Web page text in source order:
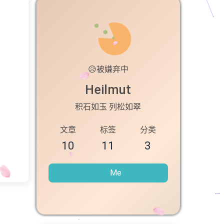
😥被嫌弃中
Heilmut
积石如玉 列松如翠
文章
10
标签
11
分类
3
Me